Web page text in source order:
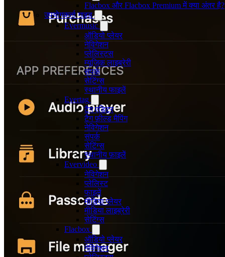
Flacbox और Flacbox Premium में क्या अंतर है?
उपयोगकर्ता गाइड
Evermusic
ऑडियो प्लेयर
नेविगेशन
प्लेलिस्ट्स
म्यूजिक लाइब्रेरी
संपर्क
सेटिंग्स
स्थानीय फाइलें
Evertag
टैग एडिटर
टैग फ़ील्ड मैपिंग
नेविगेशन
संपर्क
सेटिंग्स
स्थानीय फ़ाइलें
Evervideo
नेविगेशन
प्लेलिस्ट
फाइलें
मीडिया प्लेयर
मीडिया लाइब्रेरी
सेटिंग्स
Flacbox
ऑडियो प्लेयर
नेविगेशन